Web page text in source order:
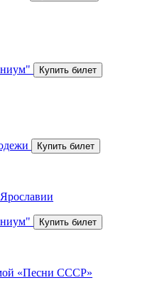
«Песни СССР»